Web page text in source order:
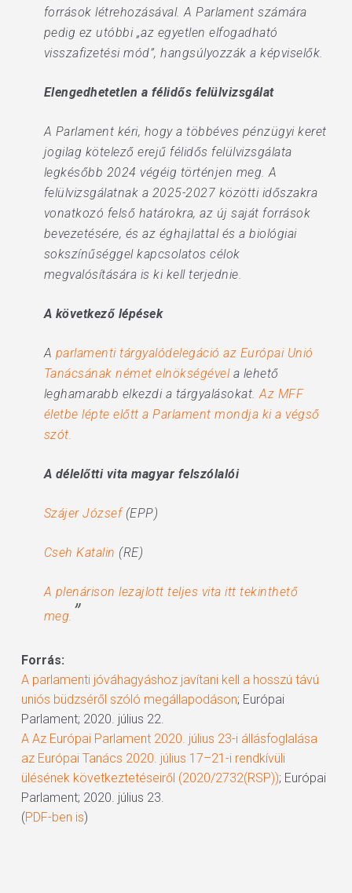
források létrehozásával. A Parlament számára
pedig ez utóbbi „az egyetlen elfogadható
visszafizetési mód”, hangsúlyozzák a képviselők.
Elengedhetetlen a félidős felülvizsgálat
A Parlament kéri, hogy a többéves pénzügyi keret
jogilag kötelező erejű félidős felülvizsgálata
legkésőbb 2024 végéig történjen meg. A
felülvizsgálatnak a 2025-2027 közötti időszakra
vonatkozó felső határokra, az új saját források
bevezetésére, és az éghajlattal és a biológiai
sokszínűséggel kapcsolatos célok
megvalósítására is ki kell terjednie.
A következő lépések
A parlamenti tárgyalódelegáció az Európai Unió
Tanácsának német elnökségévela lehető
leghamarabb elkezdi a tárgyalásokat.Az MFF
életbe lépte előtt a Parlament mondja ki a végső
szót.
A délelőtti vita magyar felszólalói
Szájer József(EPP)
Cseh Katalin (RE)
A plenárison lezajlott teljes vita itt tekinthető
meg. ”
Forrás:
A parlamenti jóváhagyáshoz javítani kell a hosszú távú
uniós büdzséről szóló megállapodáson; Európai
Parlament; 2020. július 22.
A Az Európai Parlament 2020. július 23-i állásfoglalása
az Európai Tanács 2020. július 17–21-i rendkívüli
ülésének következtetéseiről (2020/2732(RSP)); Európai
Parlament; 2020. július 23.
(PDF-ben is)